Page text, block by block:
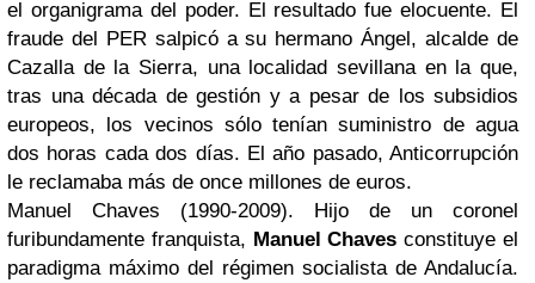
el organigrama del poder. El resultado fue elocuente. El
fraude del PER salpicó a su hermano Ángel, alcalde de
Cazalla de la Sierra, una localidad sevillana en la que,
tras una década de gestión y a pesar de los subsidios
europeos, los vecinos sólo tenían suministro de agua
dos horas cada dos días. El año pasado, Anticorrupción
le reclamaba más de once millones de euros.
Manuel Chaves (1990-2009). Hijo de un coronel
furibundamente franquista, Manuel Chaves constituye el
paradigma máximo del régimen socialista de Andalucía.